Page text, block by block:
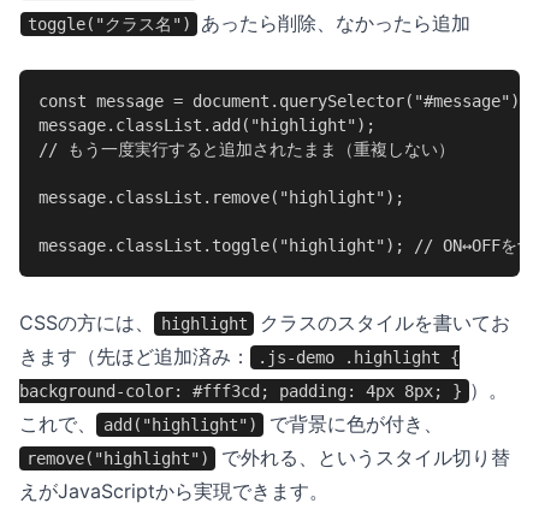
toggle("クラス名") あったら削除、なかったら追加
const message = document.querySelector("#message");
message.classList.add("highlight");
// もう一度実行すると追加されたまま（重複しない）
message.classList.remove("highlight");
message.classList.toggle("highlight"); // ON↔OFFを切
CSSの方には、 highlight
クラスのスタイルを書いてお
きます（先ほど追加済み：
.js-demo .highlight {
background-color: #fff3cd; padding: 4px 8px; } ）。
これで、
add("highlight") で背景に色が付き、
remove("highlight")
で外れる、というスタイル切り替
えがJavaScriptから実現できます。